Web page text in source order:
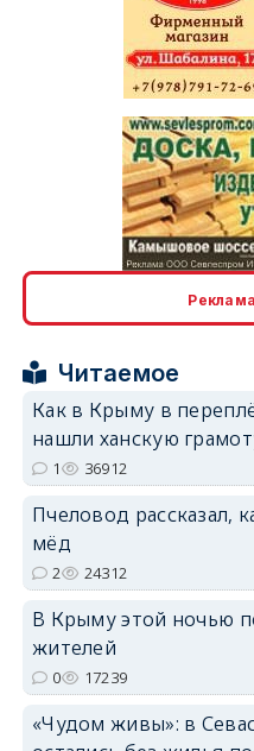
Читаемое
Как в Крыму в
нашли ханскую
1 36912
Пчеловод рассказал,
мёд
2 24312
В Крыму этой ночью
жителей
0 17239
«Чудом живы»: в